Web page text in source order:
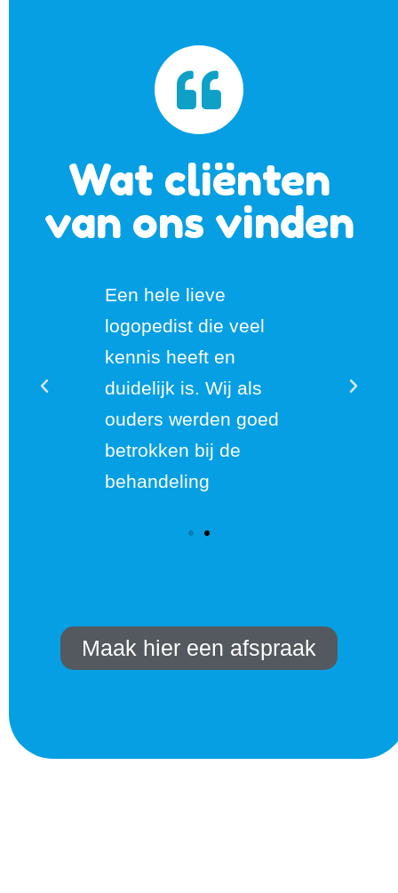
Wat cliënten
van ons vinden
Een hele lieve
logopedist die veel
kennis heeft en
duidelijk is. Wij als
ouders werden goed
betrokken bij de
behandeling
Maak hier een afspraak